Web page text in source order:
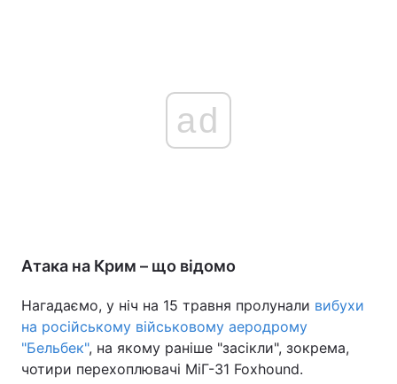
ad
Атака на Крим – що відомо
Нагадаємо, у ніч на 15 травня пролунали вибухи
на російському військовому аеродрому
"Бельбек", на якому раніше "засікли", зокрема,
чотири перехоплювачі МіГ-31 Foxhound.